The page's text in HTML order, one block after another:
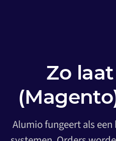
Zo
Alumio fungeert als